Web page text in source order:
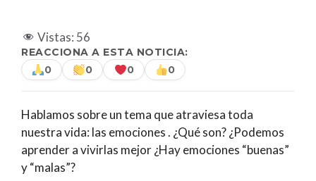
Vistas: 56
REACCIONA A ESTA NOTICIA:
0
0 0 0
Hablamos sobre un tema que atraviesa toda
nuestra vida: las emociones . ¿Qué son? ¿Podemos
aprender a vivirlas mejor ¿Hay emociones “buenas”
y “malas”?